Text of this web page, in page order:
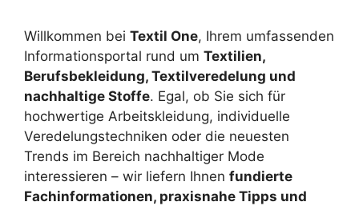
Willkommen bei Textil One, Ihrem umfassenden
Informationsportal rund um Textilien,
Berufsbekleidung, Textilveredelung und
nachhaltige Stoffe. Egal, ob Sie sich für
hochwertige Arbeitskleidung, individuelle
Veredelungstechniken oder die neuesten
Trends im Bereich nachhaltiger Mode
interessieren – wir liefern Ihnen fundierte
Fachinformationen, praxisnahe Tipps und